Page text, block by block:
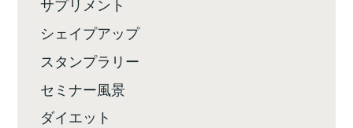
サプリメント
シェイプアップ
スタンプラリー
セミナー風景
ダイエット